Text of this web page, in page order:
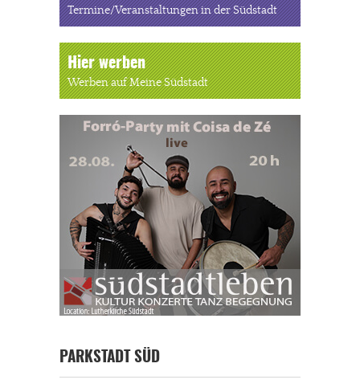
Termine/Veranstaltungen in der Südstadt
Hier werben
Werben auf Meine Südstadt
PARKSTADT SÜD